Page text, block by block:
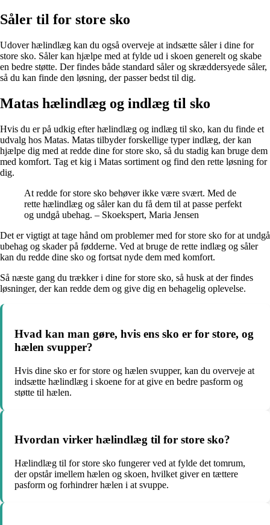
Såler til for store sko
Udover hælindlæg kan du også overveje at indsætte såler i dine for
store sko. Såler kan hjælpe med at fylde ud i skoen generelt og skabe
en bedre støtte. Der findes både standard såler og skræddersyede såler,
så du kan finde den løsning, der passer bedst til dig.
Matas hælindlæg og indlæg til sko
Hvis du er på udkig efter hælindlæg og indlæg til sko, kan du finde et
udvalg hos Matas. Matas tilbyder forskellige typer indlæg, der kan
hjælpe dig med at redde dine for store sko, så du stadig kan bruge dem
med komfort. Tag et kig i Matas sortiment og find den rette løsning for
dig.
At redde for store sko behøver ikke være svært. Med de
rette hælindlæg og såler kan du få dem til at passe perfekt
og undgå ubehag. – Skoekspert, Maria Jensen
Det er vigtigt at tage hånd om problemer med for store sko for at undgå
ubehag og skader på fødderne. Ved at bruge de rette indlæg og såler
kan du redde dine sko og fortsat nyde dem med komfort.
Så næste gang du trækker i dine for store sko, så husk at der findes
løsninger, der kan redde dem og give dig en behagelig oplevelse.
Hvad kan man gøre, hvis ens sko er for store, og
hælen svupper?
Hvis dine sko er for store og hælen svupper, kan du overveje at
indsætte hælindlæg i skoene for at give en bedre pasform og
støtte til hælen.
Hvordan virker hælindlæg til for store sko?
Hælindlæg til for store sko fungerer ved at fylde det tomrum,
der opstår imellem hælen og skoen, hvilket giver en tættere
pasform og forhindrer hælen i at svuppe.